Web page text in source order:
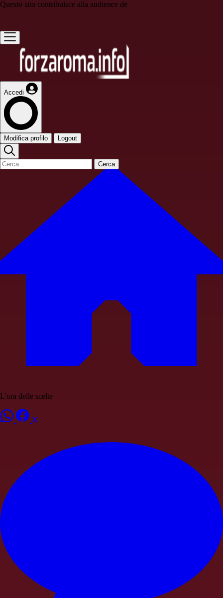
Questo sito contribuisce alla audience de
Accedi
Modifica profilo Logout
Cerca
L'ora delle scelte